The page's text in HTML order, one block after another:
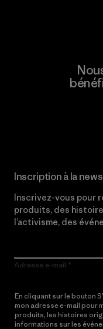
Inscription à la
Inscrivez-vous pour
produits, des
l’activisme, des
Adresse e-mail
En cliquant sur le bouton
mon adresse e-mail pour
produits, les histoires
informations sur les